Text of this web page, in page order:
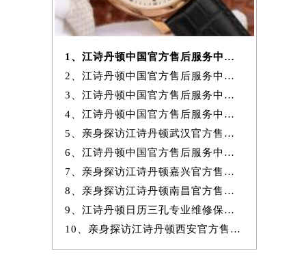
1、江诗丹顿中国官方售后服务中心｜最新官方地址及服务电话权威信息通
2、江诗丹顿中国官方售后服务中心｜最新热线和全部维修地址权威信息通
3、江诗丹顿中国官方售后服务中心｜官方地址与维修热线权威信息声明（20
4、江诗丹顿中国官方售后服务中心网点地址及服务热线实地考察报告+
5、亲身探访江诗丹顿武汉官方售后服务中心｜地址与24小时服务电话（2026
6、江诗丹顿中国官方售后服务中心｜最新地址与客服热线权威信息通知（20
7、亲身探访江诗丹顿嘉兴官方售后服务中心｜地址与官方电话（2026年7月
8、亲身探访江诗丹顿南昌官方售后服务中心｜全新地址及服务热线（2026年
9、江诗丹顿日历三孔专业维修保养服务权威公示（2026年7月最新）
10、亲身探访江诗丹顿西安官方售后服务中心｜完整网点地址与热线（2026年